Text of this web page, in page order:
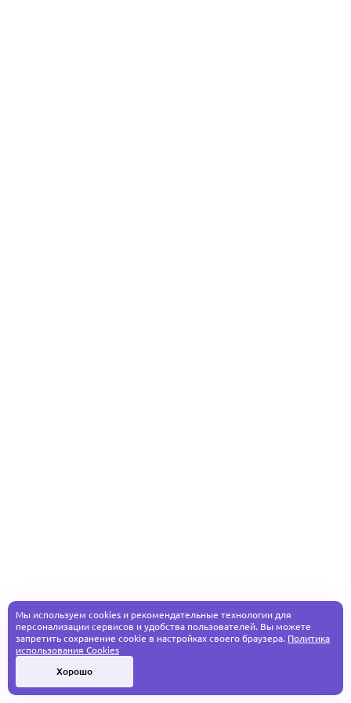
Мы используем cookies и рекомендательные технологии для
персонализации сервисов и удобства пользователей. Вы можете
запретить сохранение cookie в настройках своего браузера. Политика
использования Cookies
Хорошо